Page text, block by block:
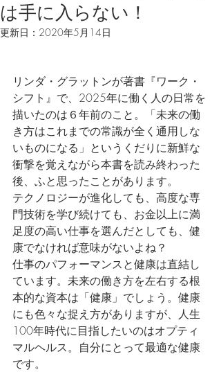
は手に入らない！
更新日： 2020年5月14日
リンダ・グラットンが著書『ワーク・
シフト』で、2025年に働く人の日常を
描いたのは６年前のこと。「未来の働
き方はこれまでの常識が全く通用しな
いものになる」というくだりに新鮮な
衝撃を覚えながら本書を読み終わった
後、ふと思ったことがあります。
テクノロジーが進化しても、高度な専
門技術を学び続けても、お金以上に満
足度の高い仕事を選んだとしても、健
康でなければ意味がないよね？
仕事のパフォーマンスと健康は直結し
ています。未来の働き方を左右する根
本的な資本は「健康」でしょう。健康
にも色々な捉え方がありますが、人生
100年時代に目指したいのはオプティ
マルヘルス。自分にとって最適な健康
です。